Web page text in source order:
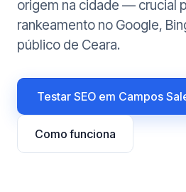
origem na cidade — crucial
rankeamento no Google,
público de Ceara.
Testar SEO em Campos
Como funciona